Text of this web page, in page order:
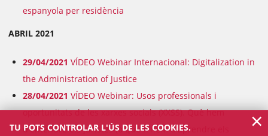
espanyola per residència
ABRIL 2021
29/04/2021 VÍDEO Webinar Internacional: Digitalization in
the Administration of Justice
28/04/2021 VÍDEO Webinar: Usos professionals i
oportunitats de les xarxes socials (XXSS). Què hem
d'entendre els juristes (o què n'hem d'aprendre els
TU POTS CONTROLAR L'ÚS DE LES COOKIES.
×